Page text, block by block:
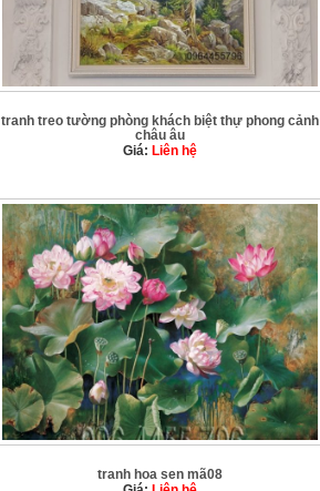
tranh treo tường phòng khách biệt thự phong cảnh
châu âu
Giá: Liên hệ
tranh hoa sen mã08